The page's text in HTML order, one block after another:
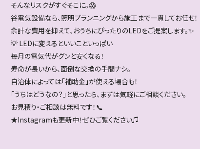
そんなリスクがすぐそこに。😱
谷電気設備なら、照明プランニングから施工まで一貫してお任せ！
余計な費用を抑えて、おうちにぴったりのLEDをご提案します。✨
💡 LEDに変えるといいこといっぱい
毎月の電気代がグンと安くなる！
寿命が長いから、面倒な交換の手間ナシ。
自治体によっては「補助金」が使える場合も！
「うちはどうなの？」と思ったら、まずは気軽にご相談ください。
お見積り・ご相談は無料です！📞
★Instagramも更新中！ぜひご覧ください♫